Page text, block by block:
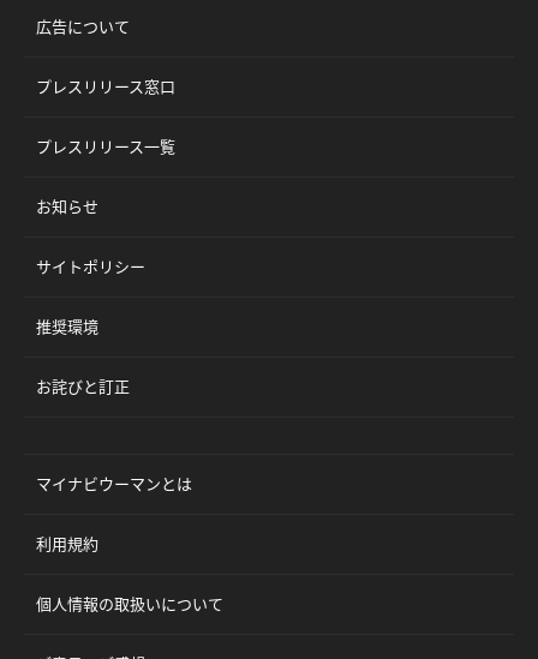
広告について
プレスリリース窓口
プレスリリース一覧
お知らせ
サイトポリシー
推奨環境
お詫びと訂正
マイナビウーマンとは
利用規約
個人情報の取扱いについて